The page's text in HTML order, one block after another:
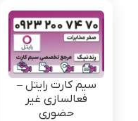
سیم کارت رایتل –
فعالسازی غیر
حضوری